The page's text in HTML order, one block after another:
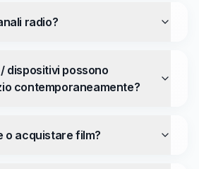
radio?
dispositivi possono
contemporaneamente?
o acquistare film?